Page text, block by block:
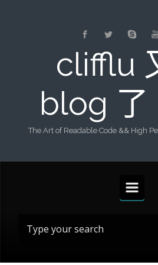
clifflu
blog
The Art of Readable Code && High